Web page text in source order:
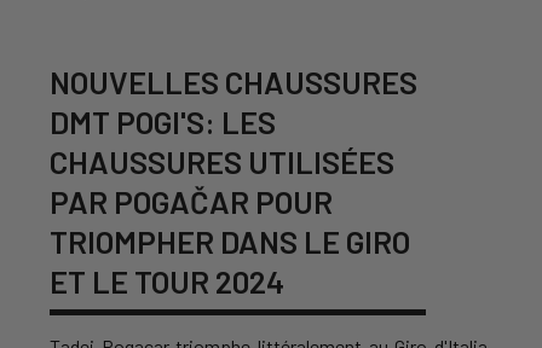
NOUVELLES CHAUSSURES
DMT POGI'S: LES
CHAUSSURES UTILISÉES
PAR POGAČAR POUR
TRIOMPHER DANS LE GIRO
ET LE TOUR 2024